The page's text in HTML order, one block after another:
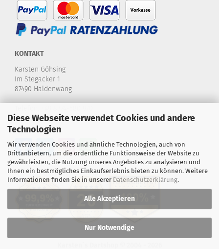
Diese Webseite verwendet Cookies und andere
Technologien
Wir verwenden Cookies und ähnliche Technologien, auch von
Drittanbietern, um die ordentliche Funktionsweise der Website zu
gewährleisten, die Nutzung unseres Angebotes zu analysieren und
Ihnen ein bestmögliches Einkaufserlebnis bieten zu können. Weitere
Informationen finden Sie in unserer Datenschutzerklärung.
Alle Akzeptieren
Nur Notwendige
KONTAKT
Karsten Göhsing
Im Stegacker 1
87490 Haldenwang
E-Mail:info@karstensdartshop.de